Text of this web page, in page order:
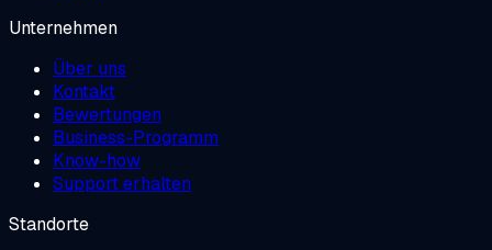
Unternehmen
Über uns
Kontakt
Bewertungen
Business-Programm
Know-how
Support erhalten
Standorte